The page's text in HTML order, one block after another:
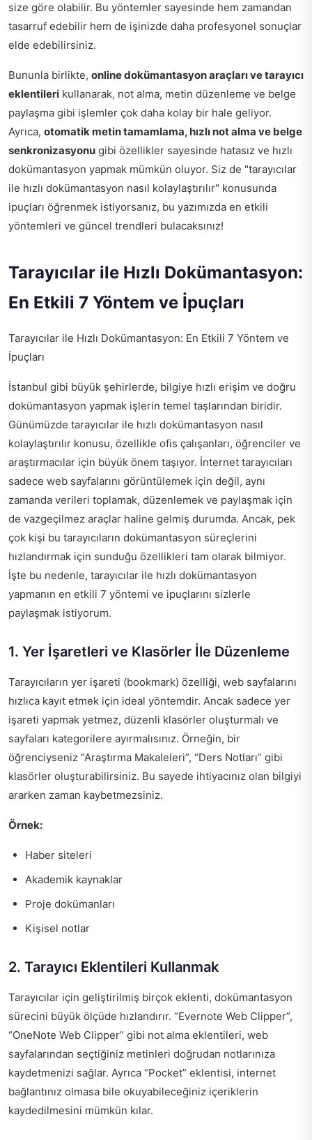
size göre olabilir. Bu yöntemler sayesinde hem zamandan
tasarruf edebilir hem de işinizde daha profesyonel sonuçlar
elde edebilirsiniz.
Bununla birlikte, online dokümantasyon araçları ve tarayıcı
eklentileri kullanarak, not alma, metin düzenleme ve belge
paylaşma gibi işlemler çok daha kolay bir hale geliyor.
Ayrıca, otomatik metin tamamlama, hızlı not alma ve belge
senkronizasyonu gibi özellikler sayesinde hatasız ve hızlı
dokümantasyon yapmak mümkün oluyor. Siz de "tarayıcılar
ile hızlı dokümantasyon nasıl kolaylaştırılır" konusunda
ipuçları öğrenmek istiyorsanız, bu yazımızda en etkili
yöntemleri ve güncel trendleri bulacaksınız!
Tarayıcılar ile Hızlı Dokümantasyon:
En Etkili 7 Yöntem ve İpuçları
Tarayıcılar ile Hızlı Dokümantasyon: En Etkili 7 Yöntem ve
İpuçları
İstanbul gibi büyük şehirlerde, bilgiye hızlı erişim ve doğru
dokümantasyon yapmak işlerin temel taşlarından biridir.
Günümüzde tarayıcılar ile hızlı dokümantasyon nasıl
kolaylaştırılır konusu, özellikle ofis çalışanları, öğrenciler ve
araştırmacılar için büyük önem taşıyor. İnternet tarayıcıları
sadece web sayfalarını görüntülemek için değil, aynı
zamanda verileri toplamak, düzenlemek ve paylaşmak için
de vazgeçilmez araçlar haline gelmiş durumda. Ancak, pek
çok kişi bu tarayıcıların dokümantasyon süreçlerini
hızlandırmak için sunduğu özellikleri tam olarak bilmiyor.
İşte bu nedenle, tarayıcılar ile hızlı dokümantasyon
yapmanın en etkili 7 yöntemi ve ipuçlarını sizlerle
paylaşmak istiyorum.
1. Yer İşaretleri ve Klasörler İle Düzenleme
Tarayıcıların yer işareti (bookmark) özelliği, web sayfalarını
hızlıca kayıt etmek için ideal yöntemdir. Ancak sadece yer
işareti yapmak yetmez, düzenli klasörler oluşturmalı ve
sayfaları kategorilere ayırmalısınız. Örneğin, bir
öğrenciyseniz “Araştırma Makaleleri”, “Ders Notları” gibi
klasörler oluşturabilirsiniz. Bu sayede ihtiyacınız olan bilgiyi
ararken zaman kaybetmezsiniz.
Örnek:
Haber siteleri
Akademik kaynaklar
Proje dokümanları
Kişisel notlar
2. Tarayıcı Eklentileri Kullanmak
Tarayıcılar için geliştirilmiş birçok eklenti, dokümantasyon
sürecini büyük ölçüde hızlandırır. “Evernote Web Clipper”,
“OneNote Web Clipper” gibi not alma eklentileri, web
sayfalarından seçtiğiniz metinleri doğrudan notlarınıza
kaydetmenizi sağlar. Ayrıca “Pocket” eklentisi, internet
bağlantınız olmasa bile okuyabileceğiniz içeriklerin
kaydedilmesini mümkün kılar.